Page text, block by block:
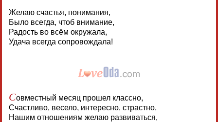
Желаю счастья, понимания,
Было всегда, чтоб внимание,
Радость во всём окружала,
Удача всегда сопровождала!
Совместный месяц прошел классно,
Счастливо, весело, интересно, страстно,
Нашим отношениям желаю развиваться,